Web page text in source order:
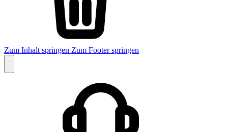
Zum Inhalt springen Zum Footer springen